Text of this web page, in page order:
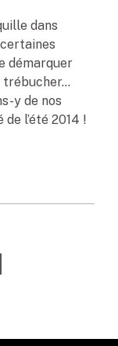
dans
certaines
démarquer
trébucher…
y de nos
l’été 2014 !